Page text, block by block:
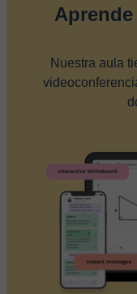
Nuestra aula